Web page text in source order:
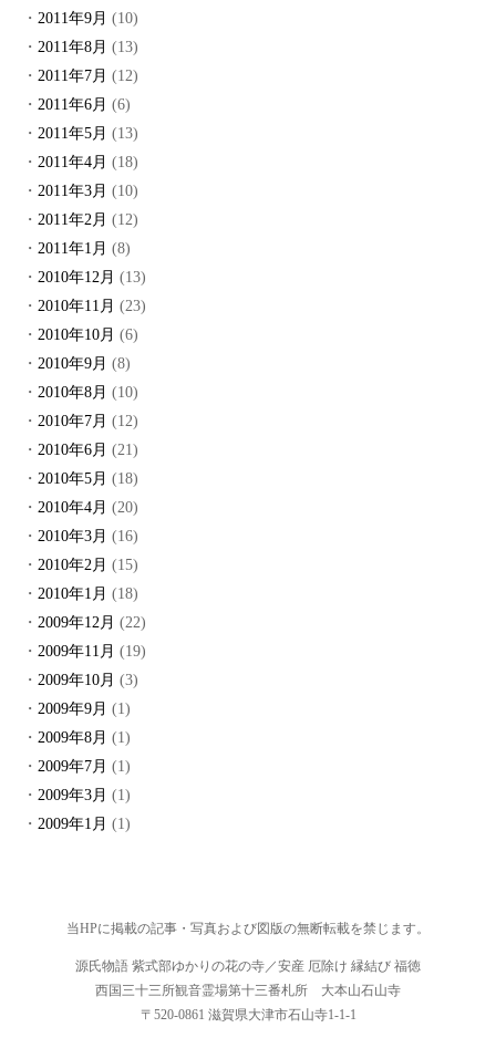
2011年9月 (10)
2011年8月 (13)
2011年7月 (12)
2011年6月 (6)
2011年5月 (13)
2011年4月 (18)
2011年3月 (10)
2011年2月 (12)
2011年1月 (8)
2010年12月 (13)
2010年11月 (23)
2010年10月 (6)
2010年9月 (8)
2010年8月 (10)
2010年7月 (12)
2010年6月 (21)
2010年5月 (18)
2010年4月 (20)
2010年3月 (16)
2010年2月 (15)
2010年1月 (18)
2009年12月 (22)
2009年11月 (19)
2009年10月 (3)
2009年9月 (1)
2009年8月 (1)
2009年7月 (1)
2009年3月 (1)
2009年1月 (1)
当HPに掲載の記事・写真および図版の無断転載を禁じます。
源氏物語 紫式部ゆかりの花の寺／安産 厄除け 縁結び 福徳
西国三十三所観音霊場第十三番札所 大本山石山寺
〒520-0861 滋賀県大津市石山寺1-1-1